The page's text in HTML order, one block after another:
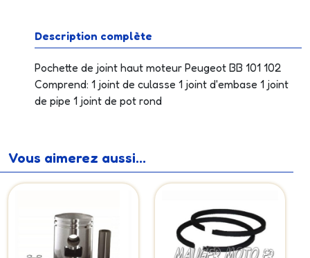
Description complète
Pochette de joint haut moteur Peugeot BB 101 102
Comprend: 1 joint de culasse 1 joint d'embase 1 joint
de pipe 1 joint de pot rond
Vous aimerez aussi...